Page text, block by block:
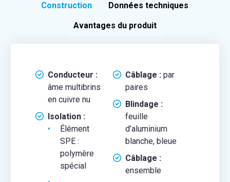
Construction Données techniques
Avantages du produit
Conducteur :
âme multibrins
en cuivre nu
Isolation :
Élément
SPE :
polymère
spécial
Câblage :par
paires
Blindage :
feuille
d’aluminium
blanche, bleue
Câblage :
ensemble